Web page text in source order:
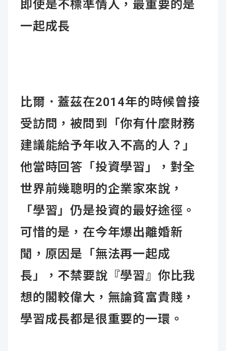
即使是不標準情人，最重要的是
一起成長
比爾．蓋茲在2014年的時候曾接
受訪問，被問到「你有什麼財務
建議能給予年收入不高的人？」
他當時回答「投資學習」，對全
世界前幾聰明的企業家來說，
「學習」仍是投資的最好途徑。
可惜的是，在今年爆出離婚新
聞，原因是「無法再一起成
長」，不禁要說『學習』你比我
想的閣較偉大，無論貧富貴賤，
學習成長都是很重要的一環。